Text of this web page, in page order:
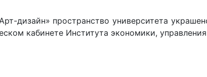
дизайн» пространство университета
кабинете Института экономики,